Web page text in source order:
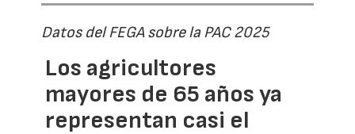
Datos del FEGA sobre la PAC 2025
Los agricultores
mayores de 65 años ya
representan casi el